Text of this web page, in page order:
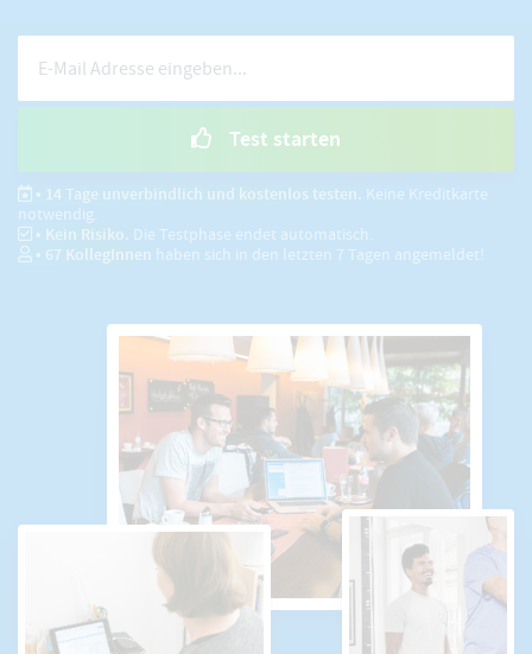
Test starten
• 14 Tage unverbindlich und kostenlos testen. Keine Kreditkarte
notwendig.
• Kein Risiko. Die Testphase endet automatisch.
• 67 KollegInnen haben sich in den letzten 7 Tagen angemeldet!